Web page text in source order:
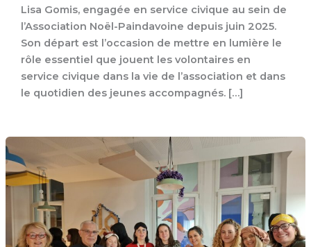
Lisa Gomis, engagée en service civique au sein de
l’Association Noël-Paindavoine depuis juin 2025.
Son départ est l’occasion de mettre en lumière le
rôle essentiel que jouent les volontaires en
service civique dans la vie de l’association et dans
le quotidien des jeunes accompagnés. […]